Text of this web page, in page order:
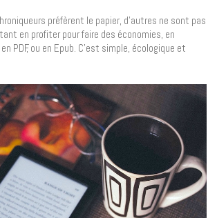
préfèrent le papier, d’autres ne sont pas
en profiter pour faire des économies, en
PDF, ou en Epub. C’est simple, écologique et